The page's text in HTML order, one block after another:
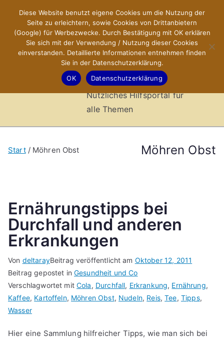
springen
X-Sites.de
–
Hilfsportal
Nützliches Hilfsportal für
alle Themen
Möhren Obst
Start Möhren Obst
Ernährungstipps bei
Durchfall und anderen
Erkrankungen
Von deltarayBeitrag veröffentlicht am Oktober 12, 2011
Beitrag gepostet inGesundheit und Co
Verschlagwortet mitCola, Durchfall, Erkrankung, Ernährung,
Kaffee, Kartoffeln, Möhren Obst, Nudeln, Reis,Tee, Tipps,
Wasser
Hier eine Sammlung hilfreicher Tipps, wie man sich bei
Diese Website benutzt eigene Cookies um die Nutzung der
Seite zu erleichtern, sowie Cookies von Drittanbietern
(Google) für Werbezwecke. Durch Bestätigung mit OK erklären
Sie sich mit der Verwendung / Nutzung dieser Cookies
einverstanden. Detaillierte Informationen entnehmen finden
Sie in der Datenschutzerklärung.
OK
Datenschutzerklärung